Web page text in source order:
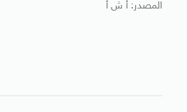
المصدر: أ ش أ